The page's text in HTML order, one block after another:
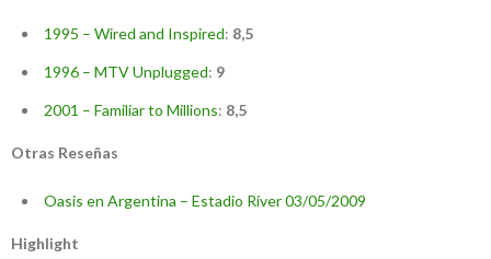
1995 – Wired and Inspired: 8,5
1996 – MTV Unplugged: 9
2001 – Familiar to Millions: 8,5
Otras Reseñas
Oasis en Argentina – Estadio River 03/05/2009
Highlight